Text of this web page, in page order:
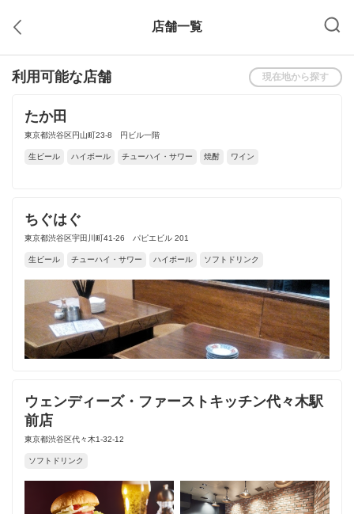
店舗一覧
利用可能な店舗 現在地から探す
たか田
東京都渋谷区円山町23-8 円ビル一階
生ビール ハイボール チューハイ・サワー 焼酎 ワイン
ちぐはぐ
東京都渋谷区宇田川町41-26 パピエビル 201
生ビール チューハイ・サワー ハイボール ソフトドリンク
ウェンディーズ・ファーストキッチン代々木駅
前店
東京都渋谷区代々木1-32-12
ソフトドリンク